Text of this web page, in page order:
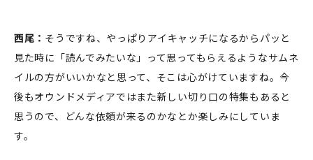
西尾： そうですね、やっぱりアイキャッチになるからパッと
見た時に「読んでみたいな」って思ってもらえるようなサムネ
イルの方がいいかなと思って、そこは心がけていますね。今
後もオウンドメディアではまた新しい切り口の特集もあると
思うので、どんな依頼が来るのかなとか楽しみにしていま
す。